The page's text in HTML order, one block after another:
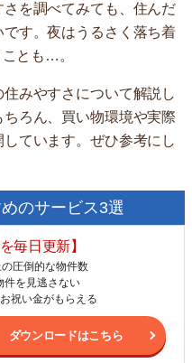
を調べてみても、住んだ
す。夜はうるさく落ち着
とも…。
みやすさについて解説し
ろん、買い物環境や実際
ています。ぜひ参考にし
のサービス3選
毎日更新】
の圧倒的な物件数
件を見逃さない
祝い金がもらえる
ダウンロードはこちら